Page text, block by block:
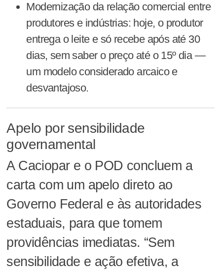
Modernização da relação comercial entre
produtores e indústrias: hoje, o produtor
entrega o leite e só recebe após até 30
dias, sem saber o preço até o 15º dia —
um modelo considerado arcaico e
desvantajoso.
Apelo por sensibilidade
governamental
A Caciopar e o POD concluem a
carta com um apelo direto ao
Governo Federal e às autoridades
estaduais, para que tomem
providências imediatas. “Sem
sensibilidade e ação efetiva, a